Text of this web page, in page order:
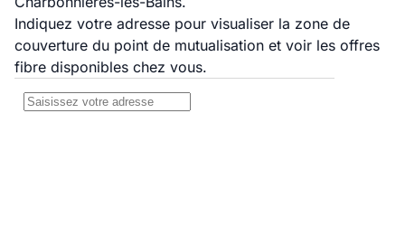
Indiquez votre adresse pour visualiser la zone de
couverture du point de mutualisation et voir les offres
fibre disponibles chez vous.